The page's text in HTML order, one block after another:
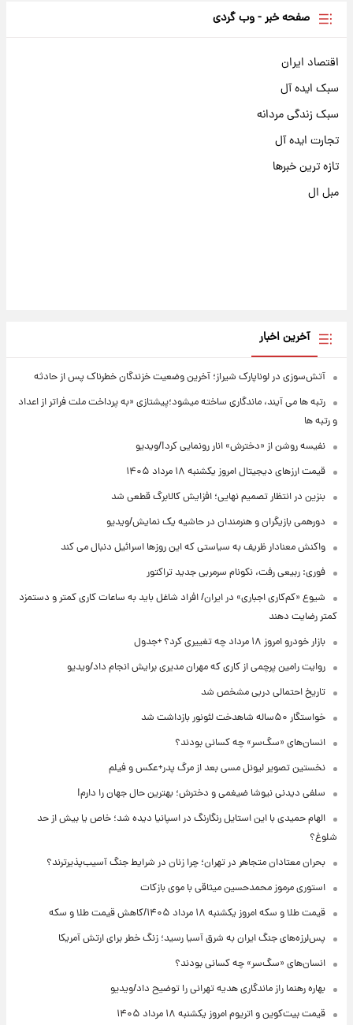
صفحه خبر - وب گردی
اقتصاد ایران
سبک ایده آل
سبک زندگی مردانه
تجارت ایده آل
تازه ترین خبرها
مبل ال
آخرین اخبار
آتش‌سوزی در لوناپارک شیراز؛ آخرین وضعیت خزندگان خطرناک پس از حادثه
رتبه ها می آیند، ماندگاری ساخته میشود؛پیشتازی «به پرداخت ملت فراتر از اعداد
و رتبه ها
نفیسه روشن از «دخترش» انار رونمایی کرد!/ویدیو
قیمت ارزهای دیجیتال امروز یکشنبه ۱۸ مرداد ۱۴۰۵
بنزین در انتظار تصمیم نهایی؛ افزایش کالابرگ قطعی شد
دورهمی بازیگران و هنرمندان در حاشیه یک نمایش/ویدیو
واکنش معنادار ظریف به سیاستی که این روزها اسرائیل دنبال می کند
فوری: ربیعی رفت، نکونام سرمربی جدید تراکتور
شیوع «کم‌کاری اجباری» در ایران/ افراد شاغل باید به ساعات کاری کمتر و دستمزد
کمتر رضایت دهند
بازار خودرو امروز ۱۸ مرداد چه تغییری کرد؟ +جدول
روایت رامین پرچمی از کاری که مهران مدیری برایش انجام داد/ویدیو
تاریخ احتمالی دربی مشخص شد
خواستگار ۵۰ساله شاهدخت لئونور بازداشت شد
انسان‌های «سگ‌سر» چه کسانی بودند؟
نخستین تصویر لیونل مسی بعد از مرگ پدر+عکس و فیلم
سلفی دیدنی نیوشا ضیغمی و دخترش؛ بهترین حال جهان را دارم!
الهام حمیدی با این استایل رنگارنگ در اسپانیا دیده شد؛ خاص یا بیش از حد
شلوغ؟
بحران معتادان متجاهر در تهران؛ چرا زنان در شرایط جنگ آسیب‌پذیرترند؟
استوری مرموز محمدحسین میثاقی با موی بازکات
قیمت طلا و سکه امروز یکشنبه ۱۸ مرداد ۱۴۰۵/کاهش قیمت طلا و سکه
پس‌لرزه‌های جنگ ایران به شرق آسیا رسید؛ زنگ خطر برای ارتش آمریکا
انسان‌های «سگ‌سر» چه کسانی بودند؟
بهاره رهنما راز ماندگاری هدیه تهرانی را توضیح داد/ویدیو
قیمت بیت‌کوین و اتریوم امروز یکشنبه ۱۸ مرداد ۱۴۰۵